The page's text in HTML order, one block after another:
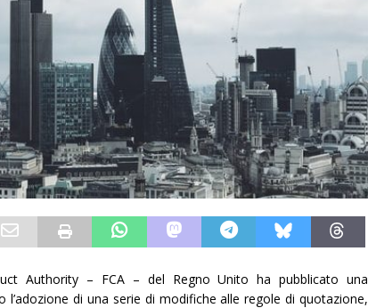
Authority – FCA – del Regno Unito ha pubblicato una
di una serie di modifiche alle regole di quotazione,